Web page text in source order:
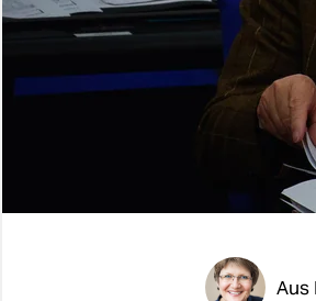
fragen & hilfe
genossenschaft
Aus